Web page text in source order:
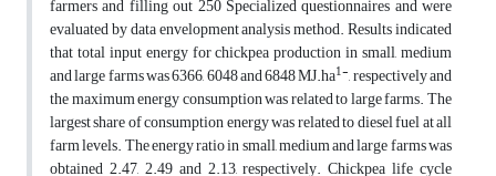
farmers and filling out 250 Specialized questionnaires and were
evaluated by data envelopment analysis method. Results indicated
that total input energy for chickpea production in small, medium
and large farms was 6366, 6048 and 6848 MJ.ha1-, respectively and
the maximum energy consumption was related to large farms. The
largest share of consumption energy was related to diesel fuel at all
farm levels. The energy ratio in small, medium and large farms was
obtained 2.47, 2.49 and 2.13, respectively. Chickpea life cycle